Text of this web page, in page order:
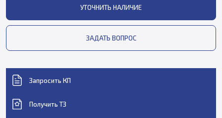
УТОЧНИТЬ НАЛИЧИЕ
ЗАДАТЬ ВОПРОС
Запросить КП
Получить ТЗ